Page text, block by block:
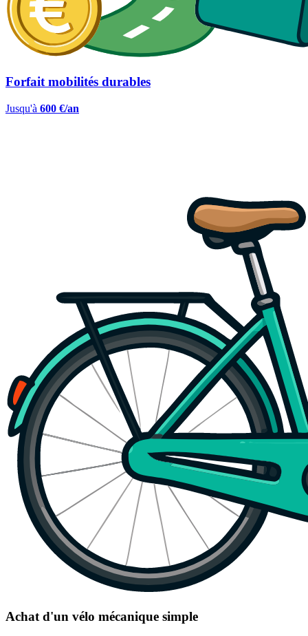
Forfait mobilités durables
Jusqu'à 600 €/an
Achat d'un vélo mécanique simple